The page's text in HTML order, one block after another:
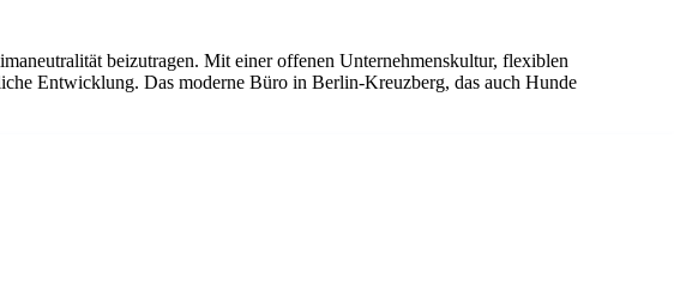
beizutragen. Mit einer offenen Unternehmenskultur, flexiblen
Entwicklung. Das moderne Büro in Berlin-Kreuzberg, das auch Hunde